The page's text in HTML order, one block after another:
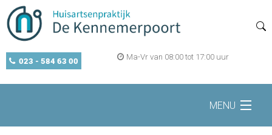
023 - 584 63 00 Ma-Vr van 08:00 tot 17:00 uur
MENU